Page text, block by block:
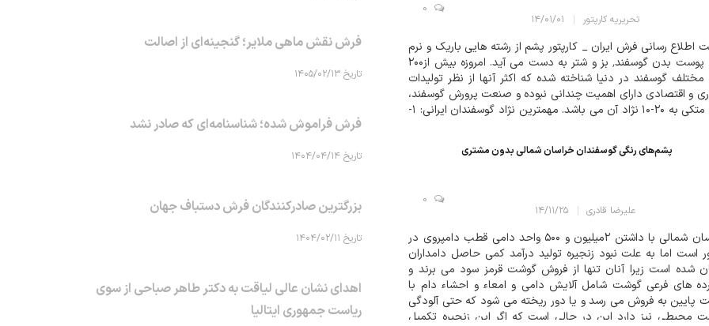
تحریریه کارپتور ۱۴/۰۱/۰۱
0
اطلاع رسانی فرش ایران _ کارپتور پشم از رشته هایی باریک و نرم
روی پوست بدن گوسفند٬ بز و شتر به دست می آيد. امروزه بيش از۲۰۰
مختلف گوسفند در دنيا شناخته شده كه اكثر آنها از نظر توليدات
و اقتصادی دارای اهميت چندانی نبوده و صنعت پرورش گوسفند،
تنها متكی به ۲۰-۱۰ نژاد آن می باشد. مهمترين نژاد گوسفندان ايرانی: ۱-
پشم‌های رنگی گوسفندان خراسان شمالی بدون مشتری
علیرضا قادری ۱۴/۱۱/۲۵
0
خراسان شمالی با داشتن ۲میلیون و ۵۰۰ واحد دامی قطب دامپروی در
است اما به علت نبود زنجیره تولید درآمد کمی حاصل دامداران
شده است زیرا آنان تنها از فروش گوشت قرمز سود می برند و
های فرعی گوشت شامل آلایش دامی و امعاء و احشاء دام با
پایین به فروش می رسد و یا دور ریخته می شود که حتی آلودگی
محیطی نیز دارد این در حالی است که اگر این زنجیره تکمیل
فرش نقش ماهی‌ ملایر؛ گنجینه‌ای از اصالت
تاریخ ۱۴۰۵/۰۲/۱۳
فرش فراموش شده؛ شناسنامه‌ای که صادر نشد
تاریخ ۱۴۰۴/۰۴/۱۴
بزرگترین صادرکنندگان فرش دستباف جهان
تاریخ ۱۴۰۴/۰۲/۱۱
اهدای نشان عالی لیاقت به دکتر طاهر صباحی از سوی
ریاست جمهوری ایتالیا